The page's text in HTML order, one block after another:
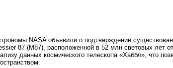
NASA объявили о подтверждении
87 (M87), расположенной в 52 млн световых лет
данных космического телескопа «Хаббл», что